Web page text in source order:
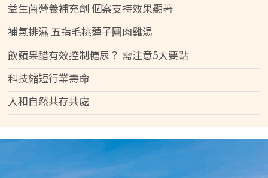
益生菌營養補充劑 個案支持效果顯著
補氣排濕 五指毛桃蓮子圓肉雞湯
飲蘋果醋有效控制糖尿？ 需注意5大要點
科技縮短行業壽命
人和自然共存共處